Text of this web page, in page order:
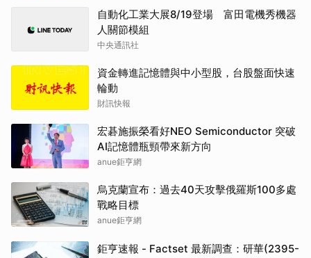
自動化工業大展8/19登場 富田電機秀機器
人關節模組
中央通訊社
資金轉進記憶體與中小型股，台股盤面快速
輪動
財訊快報
宏碁施振榮看好NEO Semiconductor 突破
AI記憶體瓶頸帶來新方向
anue鉅亨網
烏克蘭宣布：過去40天攻擊俄羅斯100多處
戰略目標
anue鉅亨網
鉅亨速報 - Factset 最新調查：研華(2395-